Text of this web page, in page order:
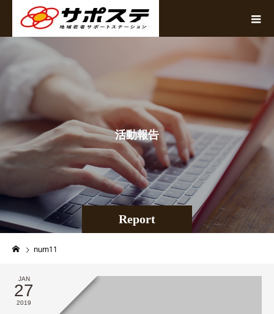
Report
活動報告
num11
JAN
27
2019